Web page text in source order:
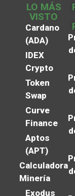
LO MÁS
VISTO
Cardano
(ADA)
IDEX
Crypto
Token
Swap
Curve
Finance
Aptos
(APT)
Calculadora
Minería
Exodus